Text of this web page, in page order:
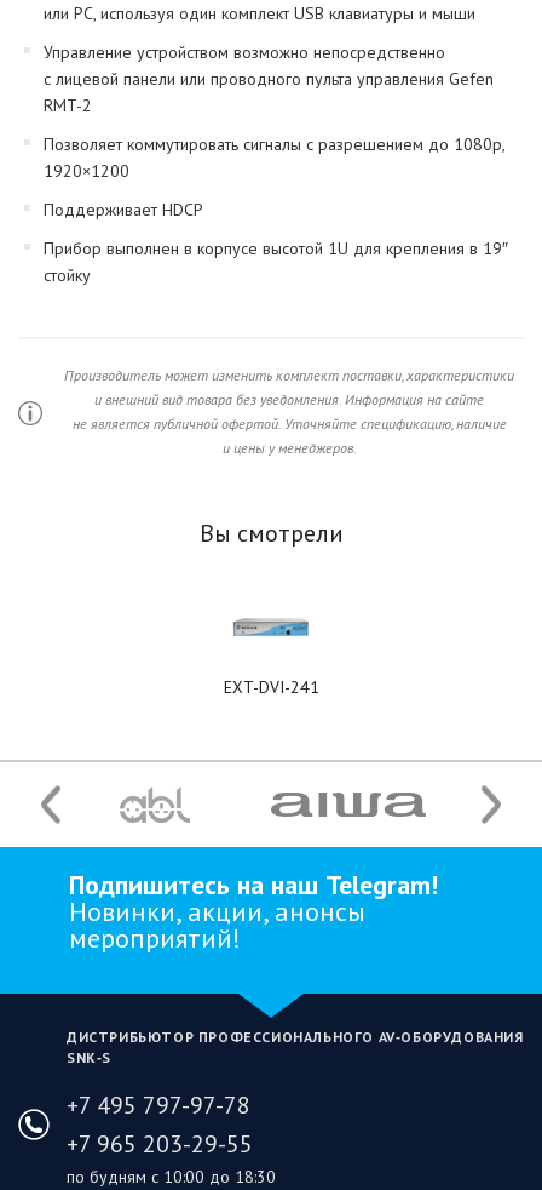
или PC, используя один комплект USB клавиатуры и мыши
Управление устройством возможно непосредственно
с лицевой панели или проводного пульта управления Gefen
RMT-2
Позволяет коммутировать сигналы с разрешением до 1080p,
1920×1200
Поддерживает HDCP
Прибор выполнен в корпусе высотой 1U для крепления в 19″
стойку
Производитель может изменить комплект поставки, характеристики
и внешний вид товара без уведомления. Информация на сайте
не является публичной офертой. Уточняйте спецификацию, наличие
и цены у менеджеров.
Вы смотрели
EXT-DVI-241
Подпишитесь на наш Telegram!
Новинки, акции, анонсы
мероприятий!
ДИСТРИБЬЮТОР ПРОФЕССИОНАЛЬНОГО AV‑ОБОРУДОВАНИЯ
SNK‑S
+7 495 797-97-78
+7 965 203-29-55
по будням с 10:00 до 18:30